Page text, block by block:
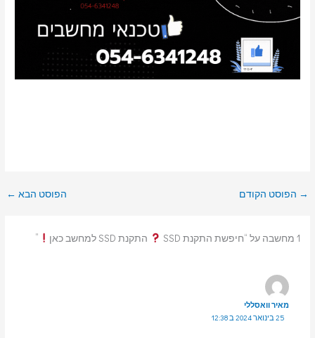
→ הפוסט הקודם הפוסט הבא ←
1 מחשבה על “חיפשת התקנת SSD התקנת SSD למחשב כאן ”
מאיר וואסללי
25 בינואר 2024 ב 12:38